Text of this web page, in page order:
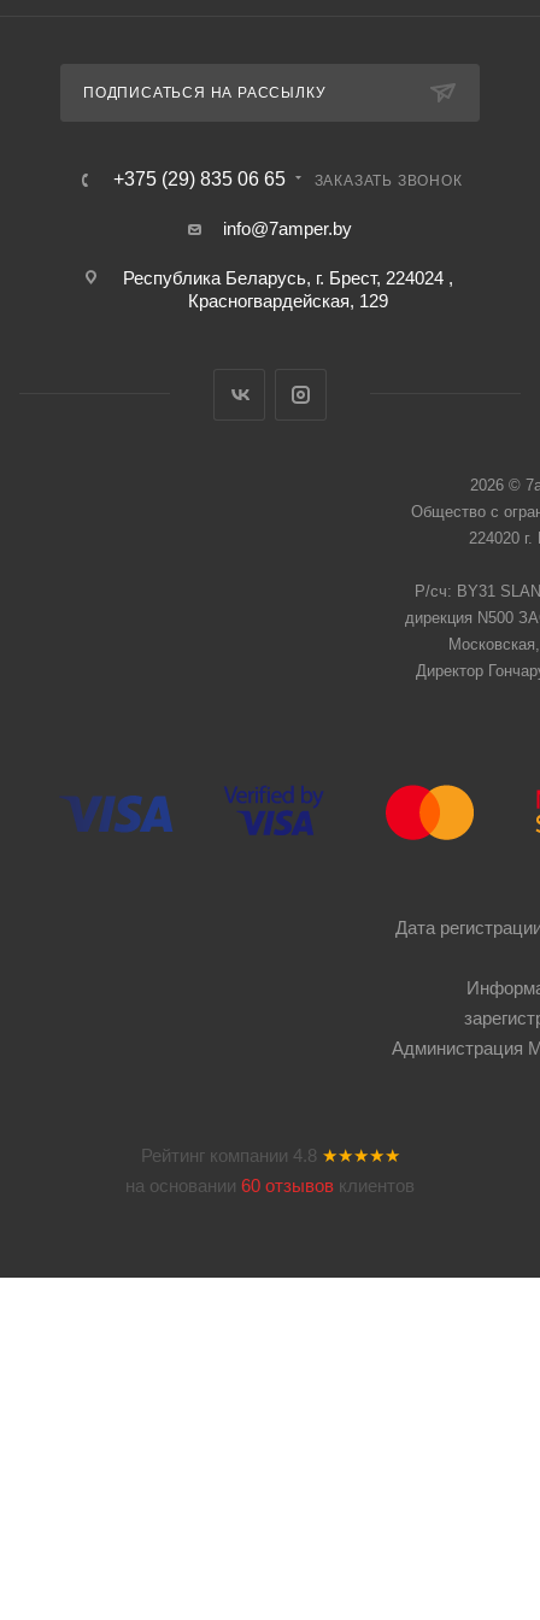
ПОДПИСАТЬСЯ НА РАССЫЛКУ
+375 (29) 835 06 65 ЗАКАЗАТЬ ЗВОНОК
info@7amper.by
Республика Беларусь, г. Брест, 224024 ,
Красногвардейская, 129
2026 ©
Общество с
224020
Р/сч: BY31
дирекция N500
Директор
Дата
Администрация
Рейтинг компании 4.8 ★★★★★
на основании 60 отзывов клиентов